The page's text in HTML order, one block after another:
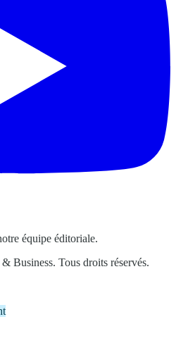
équipe éditoriale.
Business. Tous droits réservés.